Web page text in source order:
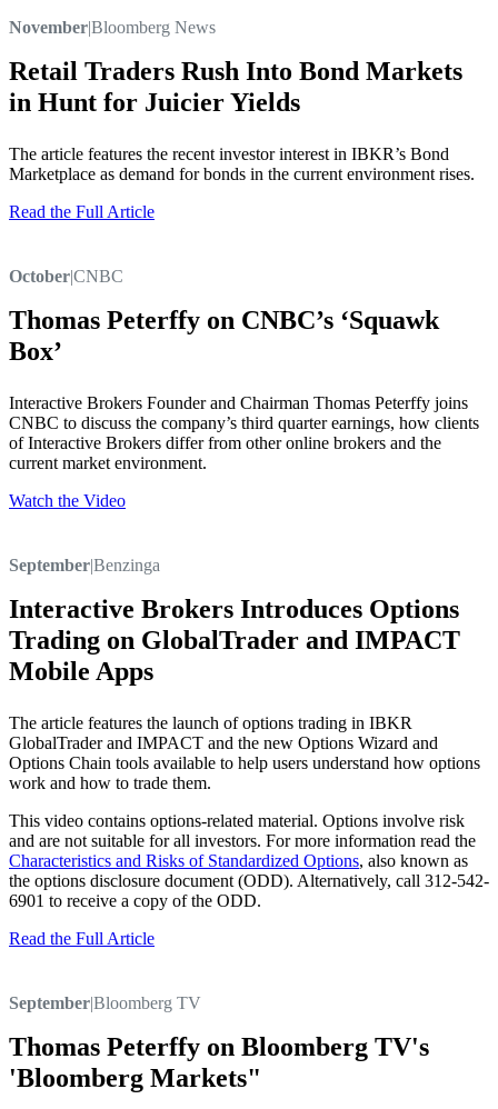
November|Bloomberg News
Retail Traders Rush Into Bond Markets
in Hunt for Juicier Yields
The article features the recent investor interest in IBKR’s Bond
Marketplace as demand for bonds in the current environment rises.
Read the Full Article
October|CNBC
Thomas Peterffy on CNBC’s ‘Squawk
Box’
Interactive Brokers Founder and Chairman Thomas Peterffy joins
CNBC to discuss the company’s third quarter earnings, how clients
of Interactive Brokers differ from other online brokers and the
current market environment.
Watch the Video
September|Benzinga
Interactive Brokers Introduces Options
Trading on GlobalTrader and IMPACT
Mobile Apps
The article features the launch of options trading in IBKR
GlobalTrader and IMPACT and the new Options Wizard and
Options Chain tools available to help users understand how options
work and how to trade them.
This video contains options-related material. Options involve risk
and are not suitable for all investors. For more information read the
Characteristics and Risks of Standardized Options, also known as
the options disclosure document (ODD). Alternatively, call 312-542-
6901 to receive a copy of the ODD.
Read the Full Article
September|Bloomberg TV
Thomas Peterffy on Bloomberg TV's
'Bloomberg Markets"